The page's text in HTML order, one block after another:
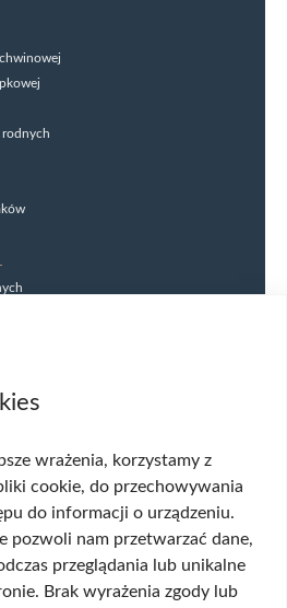
rodnych
(LBC
wrażenia, korzystamy z
cookie, do przechowywania
do informacji o urządzeniu.
pozwoli nam przetwarzać dane,
przeglądania lub unikalne
Brak wyrażenia zgody lub